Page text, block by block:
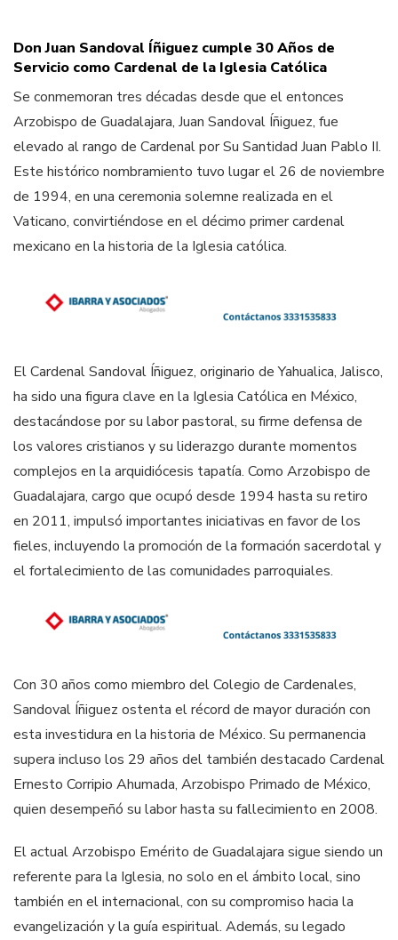
Don Juan Sandoval Íñiguez cumple 30 Años de
Servicio como Cardenal de la Iglesia Católica
Se conmemoran tres décadas desde que el entonces
Arzobispo de Guadalajara, Juan Sandoval Íñiguez, fue
elevado al rango de Cardenal por Su Santidad Juan Pablo II.
Este histórico nombramiento tuvo lugar el 26 de noviembre
de 1994, en una ceremonia solemne realizada en el
Vaticano, convirtiéndose en el décimo primer cardenal
mexicano en la historia de la Iglesia católica.
El Cardenal Sandoval Íñiguez, originario de Yahualica, Jalisco,
ha sido una figura clave en la Iglesia Católica en México,
destacándose por su labor pastoral, su firme defensa de
los valores cristianos y su liderazgo durante momentos
complejos en la arquidiócesis tapatía. Como Arzobispo de
Guadalajara, cargo que ocupó desde 1994 hasta su retiro
en 2011, impulsó importantes iniciativas en favor de los
fieles, incluyendo la promoción de la formación sacerdotal y
el fortalecimiento de las comunidades parroquiales.
Con 30 años como miembro del Colegio de Cardenales,
Sandoval Íñiguez ostenta el récord de mayor duración con
esta investidura en la historia de México. Su permanencia
supera incluso los 29 años del también destacado Cardenal
Ernesto Corripio Ahumada, Arzobispo Primado de México,
quien desempeñó su labor hasta su fallecimiento en 2008.
El actual Arzobispo Emérito de Guadalajara sigue siendo un
referente para la Iglesia, no solo en el ámbito local, sino
también en el internacional, con su compromiso hacia la
evangelización y la guía espiritual. Además, su legado